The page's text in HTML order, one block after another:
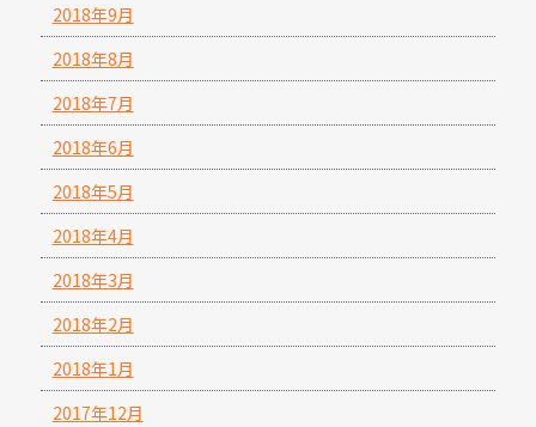
2018年9月
2018年8月
2018年7月
2018年6月
2018年5月
2018年4月
2018年3月
2018年2月
2018年1月
2017年12月